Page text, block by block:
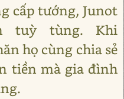
cấp tướng, Junot
tuỳ tùng. Khi
họ cùng chia sẻ
tiền mà gia đình